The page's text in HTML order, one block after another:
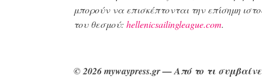
μπορούν να επισκέπτονται την επίσημη
του θεσμού: hellenicsailingleague.com.
© 2026 mywaypress.gr—Από το τι